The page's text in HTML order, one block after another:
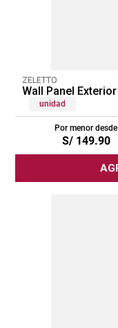
ZELETTO
Wall Panel
unidad
Por menor desde
S/ 149.90